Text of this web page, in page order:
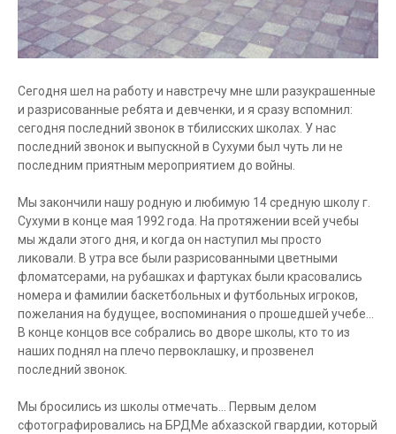
Сегодня шел на работу и навстречу мне шли разукрашенные
и разрисованные ребята и девченки, и я сразу вспомнил:
сегодня последний звонок в тбилисских школах. У нас
последний звонок и выпускной в Сухуми был чуть ли не
последним приятным мероприятием до войны.
Мы закончили нашу родную и любимую 14 средную школу г.
Сухуми в конце мая 1992 года. На протяжении всей учебы
мы ждали этого дня, и когда он наступил мы просто
ликовали. В утра все были разрисованными цветными
фломатсерами, на рубашках и фартуках были красовались
номера и фамилии баскетбольных и футбольных игроков,
пожелания на будущее, воспоминания о прошедшей учебе...
В конце концов все собрались во дворе школы, кто то из
наших поднял на плечо первоклашку, и прозвенел
последний звонок.
Мы бросились из школы отмечать... Первым делом
сфотографировались на БРДМе абхазской гвардии, который